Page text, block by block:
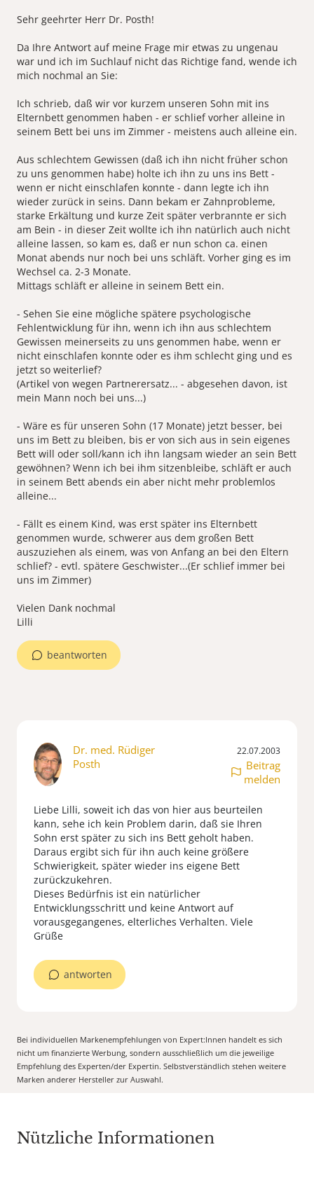
Sehr geehrter Herr Dr. Posth!
Da Ihre Antwort auf meine Frage mir etwas zu ungenau
war und ich im Suchlauf nicht das Richtige fand, wende ich
mich nochmal an Sie:
Ich schrieb, daß wir vor kurzem unseren Sohn mit ins
Elternbett genommen haben - er schlief vorher alleine in
seinem Bett bei uns im Zimmer - meistens auch alleine ein.
Aus schlechtem Gewissen (daß ich ihn nicht früher schon
zu uns genommen habe) holte ich ihn zu uns ins Bett -
wenn er nicht einschlafen konnte - dann legte ich ihn
wieder zurück in seins. Dann bekam er Zahnprobleme,
starke Erkältung und kurze Zeit später verbrannte er sich
am Bein - in dieser Zeit wollte ich ihn natürlich auch nicht
alleine lassen, so kam es, daß er nun schon ca. einen
Monat abends nur noch bei uns schläft. Vorher ging es im
Wechsel ca. 2-3 Monate.
Mittags schläft er alleine in seinem Bett ein.
- Sehen Sie eine mögliche spätere psychologische
Fehlentwicklung für ihn, wenn ich ihn aus schlechtem
Gewissen meinerseits zu uns genommen habe, wenn er
nicht einschlafen konnte oder es ihm schlecht ging und es
jetzt so weiterlief?
(Artikel von wegen Partnerersatz... - abgesehen davon, ist
mein Mann noch bei uns...)
- Wäre es für unseren Sohn (17 Monate) jetzt besser, bei
uns im Bett zu bleiben, bis er von sich aus in sein eigenes
Bett will oder soll/kann ich ihn langsam wieder an sein Bett
gewöhnen? Wenn ich bei ihm sitzenbleibe, schläft er auch
in seinem Bett abends ein aber nicht mehr problemlos
alleine...
- Fällt es einem Kind, was erst später ins Elternbett
genommen wurde, schwerer aus dem großen Bett
auszuziehen als einem, was von Anfang an bei den Eltern
schlief? - evtl. spätere Geschwister...(Er schlief immer bei
uns im Zimmer)
Vielen Dank nochmal
Lilli
beantworten
Dr. med. Rüdiger
Posth
22.07.2003
Beitrag
melden
Liebe Lilli, soweit ich das von hier aus beurteilen
kann, sehe ich kein Problem darin, daß sie Ihren
Sohn erst später zu sich ins Bett geholt haben.
Daraus ergibt sich für ihn auch keine größere
Schwierigkeit, später wieder ins eigene Bett
zurückzukehren.
Dieses Bedürfnis ist ein natürlicher
Entwicklungsschritt und keine Antwort auf
vorausgegangenes, elterliches Verhalten. Viele
Grüße
antworten
Bei individuellen Markenempfehlungen von Expert:Innen handelt es sich
nicht um finanzierte Werbung, sondern ausschließlich um die jeweilige
Empfehlung des Experten/der Expertin. Selbstverständlich stehen weitere
Marken anderer Hersteller zur Auswahl.
Nützliche Informationen